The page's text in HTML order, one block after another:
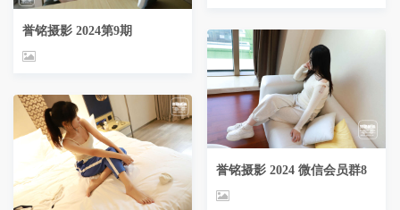
誉铭摄影 2024第9期
誉铭摄影 2024 微信会员群8